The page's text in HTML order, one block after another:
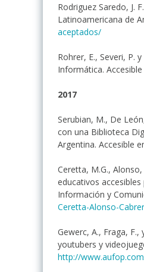
Rodriguez Saredo, J.
Latinoamericana de
aceptados/
Rohrer, E., Severi, P.
Informática. Accesible
2017
Serubian, M., De
con una Biblioteca
Argentina. Accesible
Ceretta, M.G.,
educativos
Información y
Ceretta-Alonso-
Gewerc, A., Fraga,
youtubers y
http://